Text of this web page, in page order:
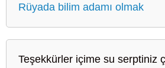
Rüyada bilim adamı olmak
Teşekkürler içime su serptiniz